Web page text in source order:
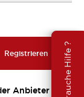
Brauche Hilfe ?
Registrieren
Anbieter